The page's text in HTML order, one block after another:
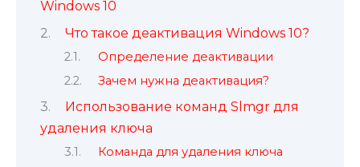
Windows 10
Что такое деактивация Windows 10?
Определение деактивации
Зачем нужна деактивация?
Использование команд Slmgr для
удаления ключа
Команда для удаления ключа